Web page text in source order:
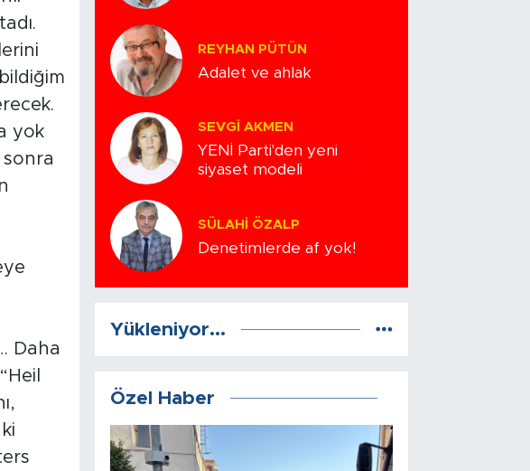
yok
Daha
REYHAN PÜTÜN
Adalet ve ahlak
SEVGI AKMEN
YENİ Parti'den yeni
siyaset modeli
SÜLAHI ÖZALP
Denetimlerde af yok!
Yükleniyor...
Özel Haber